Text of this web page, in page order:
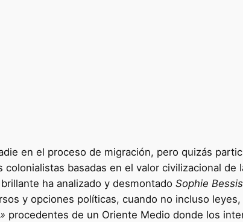
en el proceso de migración, pero quizás
basadas en el valor civilizacional
ha analizado y desmontado Sophie Bessis
y opciones políticas, cuando no incluso
procedentes de un Oriente Medio donde los